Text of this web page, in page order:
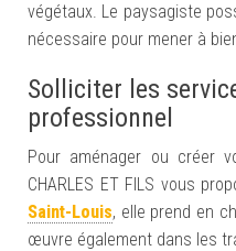
végétaux. Le paysagiste
nécessaire pour mener à
Solliciter les
professionnel
Pour aménager ou créer
CHARLES ET FILS vous
Saint-Louis, elle prend en
œuvre également dans les